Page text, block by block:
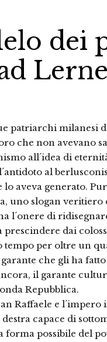
dei
patriarchi milanesi
che non avevano
all´idea di
al
aveva generato.
uno slogan veritiero
l´onere di
dai
per oltre un
che gli ha
il garante
Repubblica.
Raffaele e
capace di
forma possibile del